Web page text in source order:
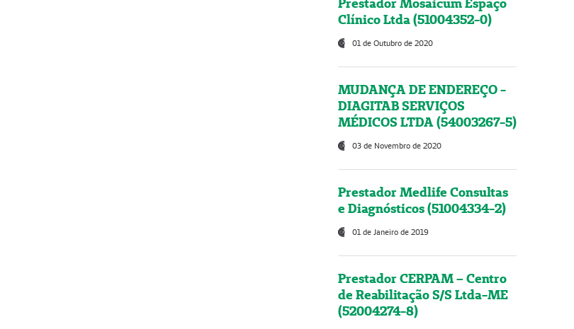
Prestador Mosaicum Espaço
Clínico Ltda (51004352-0)
01 de Outubro de 2020
MUDANÇA DE ENDEREÇO -
DIAGITAB SERVIÇOS
MÉDICOS LTDA (54003267-5)
03 de Novembro de 2020
Prestador Medlife Consultas
e Diagnósticos (51004334-2)
01 de Janeiro de 2019
Prestador CERPAM – Centro
de Reabilitação S/S Ltda-ME
(52004274-8)